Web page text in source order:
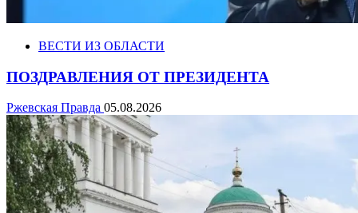
ВЕСТИ ИЗ ОБЛАСТИ
ПОЗДРАВЛЕНИЯ ОТ ПРЕЗИДЕНТА
Ржевская Правда 05.08.2026